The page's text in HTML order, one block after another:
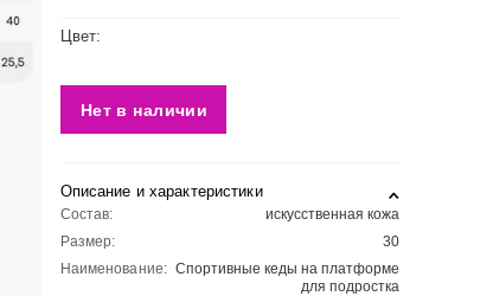
Цвет:
Нет в наличии
Описание и характеристики
Состав:
искусственная кожа
Размер:
30
Наименование: Спортивные кеды на платформе
для подростка